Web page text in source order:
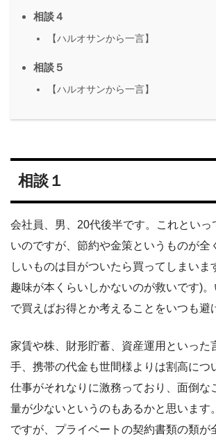
相談４
【ハルオサンから一言】
相談５
【ハルオサンから一言】
相談１
会社員、男、20代後半です。これといっ
いのですが、節約や金策というものが全
しいものは目がついたら買ってしまいま
趣味が本くらいしかないのが救いです)
で買えばお得とか考えることをいつも避
家賃や株、財形貯蓄、資産運用といった
手、携帯の代金も世間様よりは割高につ
仕事がそれなりに激務っており、面倒な
量が少ないというのもあるかと思います
ですが、プライベートの契約書類の類が